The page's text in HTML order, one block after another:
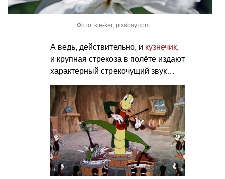
Фото: kie-ker, pixabay.com
А ведь, действительно, и кузнечик,
и крупная стрекоза в полёте издают
характерный стрекочущий звук…